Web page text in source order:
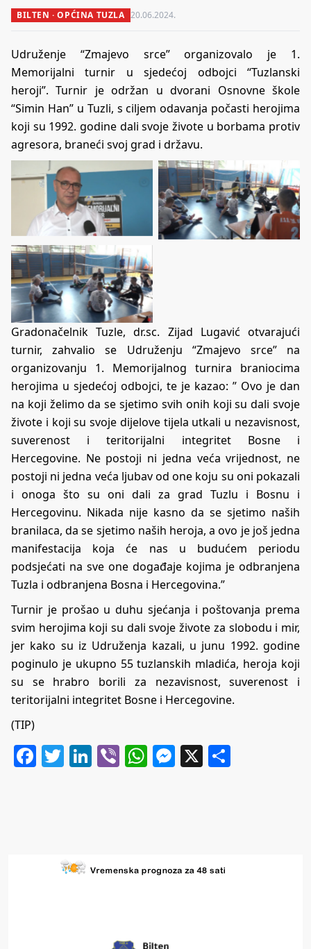
BILTEN · OPĆINA TUZLA 20.06.2024.
Udruženje “Zmajevo srce” organizovalo je 1.
Memorijalni turnir u sjedećoj odbojci “Tuzlanski
heroji”. Turnir je održan u dvorani Osnovne škole
“Simin Han” u Tuzli, s ciljem odavanja počasti herojima
koji su 1992. godine dali svoje živote u borbama protiv
agresora, braneći svoj grad i državu.
Gradonačelnik Tuzle, dr.sc. Zijad Lugavić otvarajući
turnir, zahvalio se Udruženju “Zmajevo srce” na
organizovanju 1. Memorijalnog turnira braniocima
herojima u sjedećoj odbojci, te je kazao: ” Ovo je dan
na koji želimo da se sjetimo svih onih koji su dali svoje
živote i koji su svoje dijelove tijela utkali u nezavisnost,
suverenost i teritorijalni integritet Bosne i
Hercegovine. Ne postoji ni jedna veća vrijednost, ne
postoji ni jedna veća ljubav od one koju su oni pokazali
i onoga što su oni dali za grad Tuzlu i Bosnu i
Hercegovinu. Nikada nije kasno da se sjetimo naših
branilaca, da se sjetimo naših heroja, a ovo je još jedna
manifestacija koja će nas u budućem periodu
podsjećati na sve one događaje kojima je odbranjena
Tuzla i odbranjena Bosna i Hercegovina.”
Turnir je prošao u duhu sjećanja i poštovanja prema
svim herojima koji su dali svoje živote za slobodu i mir,
jer kako su iz Udruženja kazali, u junu 1992. godine
poginulo je ukupno 55 tuzlanskih mladića, heroja koji
su se hrabro borili za nezavisnost, suverenost i
teritorijalni integritet Bosne i Hercegovine.
(TIP)
Facebook
Twitter
LinkedIn
ViberWhatsApp
Messenger
X